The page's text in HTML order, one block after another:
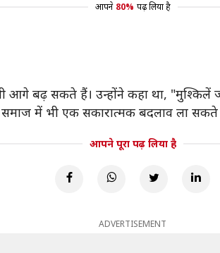
आपने 80% पढ़ लिया है
आगे बढ़ सकते हैं। उन्होंने कहा था, "मुश्किलें
में भी एक सकारात्मक बदलाव ला सकते
आपने पूरा पढ़ लिया है
ADVERTISEMENT